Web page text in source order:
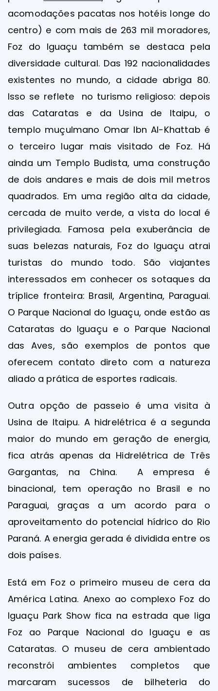
acomodações pacatas nos hotéis longe do
centro) e com mais de 263 mil moradores,
Foz do Iguaçu também se destaca pela
diversidade cultural. Das 192 nacionalidades
existentes no mundo, a cidade abriga 80.
Isso se reflete no turismo religioso: depois
das Cataratas e da Usina de Itaipu, o
templo muçulmano Omar Ibn Al-Khattab é
o terceiro lugar mais visitado de Foz. Há
ainda um Templo Budista, uma construção
de dois andares e mais de dois mil metros
quadrados. Em uma região alta da cidade,
cercada de muito verde, a vista do local é
privilegiada. Famosa pela exuberância de
suas belezas naturais, Foz do Iguaçu atrai
turistas do mundo todo. São viajantes
interessados em conhecer os sotaques da
tríplice fronteira: Brasil, Argentina, Paraguai.
O Parque Nacional do Iguaçu, onde estão as
Cataratas do Iguaçu e o Parque Nacional
das Aves, são exemplos de pontos que
oferecem contato direto com a natureza
aliado a prática de esportes radicais.
Outra opção de passeio é uma visita à
Usina de Itaipu. A hidrelétrica é a segunda
maior do mundo em geração de energia,
fica atrás apenas da Hidrelétrica de Três
Gargantas, na China. A empresa é
binacional, tem operação no Brasil e no
Paraguai, graças a um acordo para o
aproveitamento do potencial hídrico do Rio
Paraná. A energia gerada é dividida entre os
dois países.
Está em Foz o primeiro museu de cera da
América Latina. Anexo ao complexo Foz do
Iguaçu Park Show fica na estrada que liga
Foz ao Parque Nacional do Iguaçu e as
Cataratas. O museu de cera ambientado
reconstrói ambientes completos que
marcaram sucessos de bilheteria do